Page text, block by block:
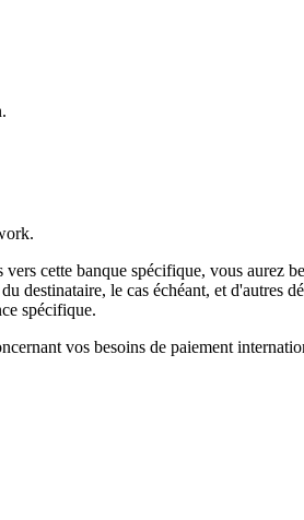
cette banque spécifique, vous
le cas échéant, et d'autres
spécifique.
vos besoins de paiement